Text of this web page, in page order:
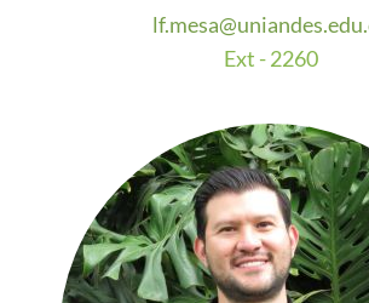
Ext - 2260